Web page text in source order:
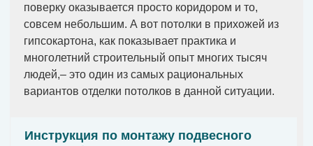
поверку оказывается просто коридором и то,
совсем небольшим. А вот потолки в прихожей из
гипсокартона, как показывает практика и
многолетний строительный опыт многих тысяч
людей,– это один из самых рациональных
вариантов отделки потолков в данной ситуации.
Инструкция по монтажу подвесного